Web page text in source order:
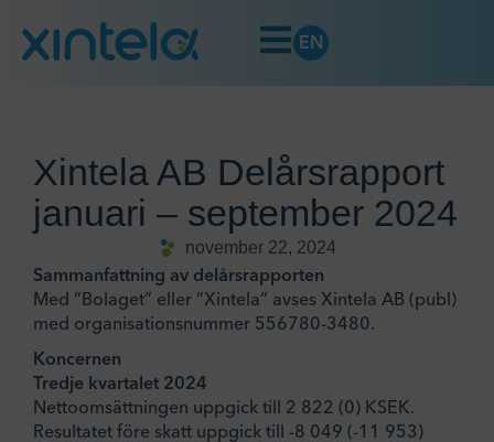
EN
Xintela AB Delårsrapport
januari – september 2024
november 22, 2024
Sammanfattning av delårsrapporten
Med ”Bolaget” eller ”Xintela” avses Xintela AB (publ)
med organisationsnummer 556780-3480.
Koncernen
Tredje kvartalet 2024
Nettoomsättningen uppgick till 2 822 (0) KSEK.
Resultatet före skatt uppgick till -8 049 (-11 953)